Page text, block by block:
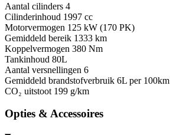
Aantal cilinders 4
Cilinderinhoud 1997 cc
Motorvermogen 125 kW (170 PK)
Gemiddeld bereik 1333 km
Koppelvermogen 380 Nm
Tankinhoud 80L
Aantal versnellingen 6
Gemiddeld brandstofverbruik 6L per 100km
CO₂ uitstoot 199 g/km
Opties & Accessoires